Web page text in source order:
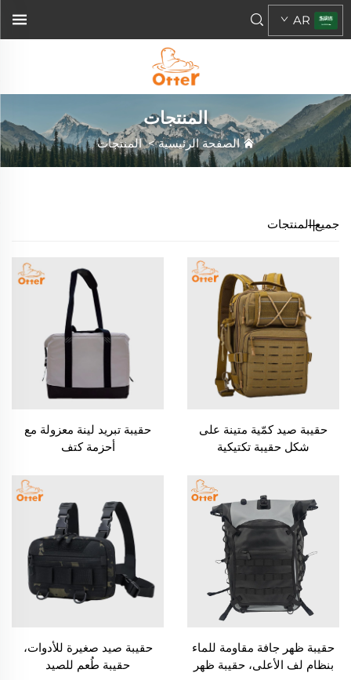
AR
المنتجات
الصفحة الرئيسية>المنتجات
جميع المنتجات
حقيبة صيد كمّية متينة على
شكل حقيبة تكتيكية
حقيبة تبريد لينة معزولة مع
أحزمة كتف
حقيبة ظهر جافة مقاومة للماء
بنظام لف الأعلى، حقيبة ظهر
حقيبة صيد صغيرة للأدوات،
حقيبة طُعم للصيد